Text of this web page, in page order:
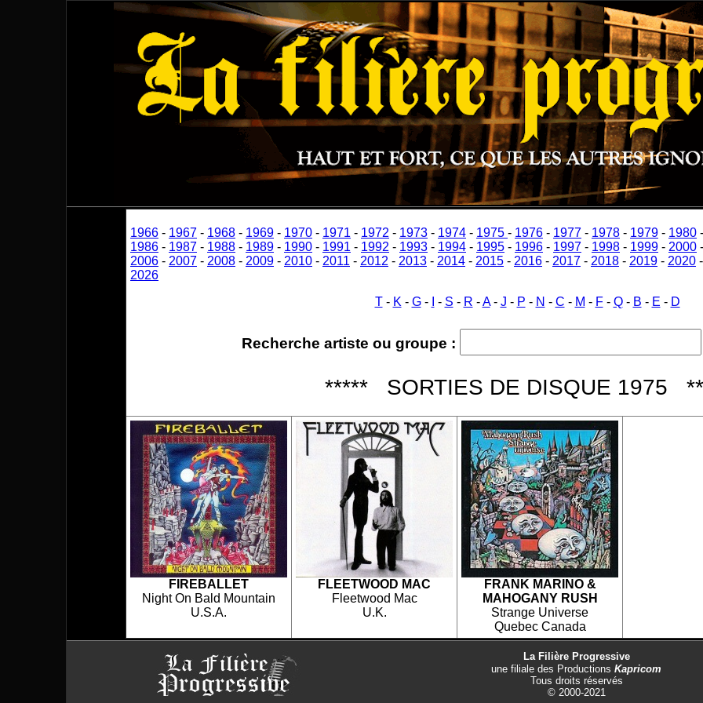
1966 - 1967 - 1968 - 1969 - 1970 - 1971 - 1972 - 1973 - 1974 - 1975 - 1976 - 1977 - 1978 - 1979 - 1980
1986 - 1987 - 1988 - 1989 - 1990 - 1991 - 1992 - 1993 - 1994 - 1995 - 1996 - 1997 - 1998 - 1999 - 2000
2006 - 2007 - 2008 - 2009 - 2010 - 2011 - 2012 - 2013 - 2014 - 2015 - 2016 - 2017 - 2018 - 2019 - 2020
2026
T- K - G- - S - R -A- J - P - N - C - M - F- Q- B - E - D
Recherche artiste ou groupe :
***** SORTIES DE DISQUE 1975
FIREBALLET
Night On Bald Mountain
U.S.A.
FLEETWOOD MAC
Fleetwood Mac
U.K.
FRANK MARINO &
MAHOGANY RUSH
Strange Universe
Quebec Canada
La Filière Progressive
une filiale des Productions Kapricom
Tous droits réservés
© 2000-2021